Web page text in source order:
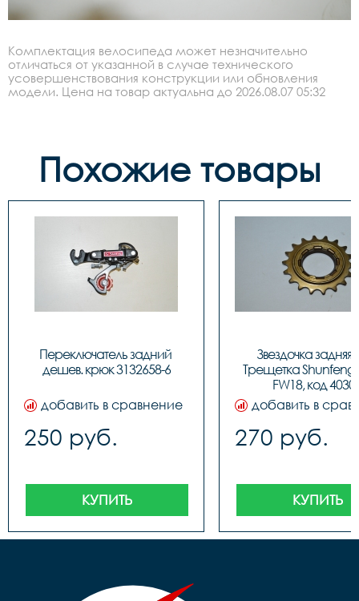
Комплектация велосипеда может незначительно
отличаться от указанной в случае технического
усовершенствования конструкции или обновления
модели. Цена на товар актуальна до 2026.08.07 05:32
Похожие товары
Переключатель задний
дешев. крюк 3132658-6
добавить в сравнение
250 руб.
КУПИТЬ
Звездочка задняя
Трещетка Shunfeng
FW18, код
добавить в
270 руб.
КУПИТЬ